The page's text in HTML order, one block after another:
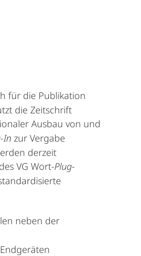
für die Publikation
die Zeitschrift
Ausbau von und
In zur Vergabe
derzeit
VG Wort-Plug-
neben der